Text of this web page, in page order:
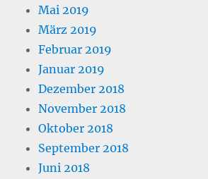
Mai 2019
März 2019
Februar 2019
Januar 2019
Dezember 2018
November 2018
Oktober 2018
September 2018
Juni 2018